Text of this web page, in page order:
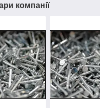
компанії